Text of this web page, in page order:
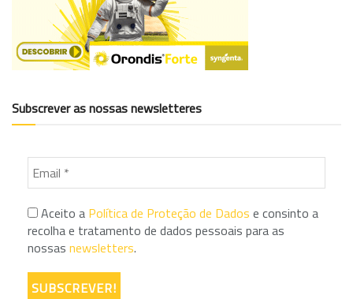
Subscrever as nossas newsletteres
Aceito a Política de Proteção de Dados e consinto a
recolha e tratamento de dados pessoais para as
nossas newsletters.